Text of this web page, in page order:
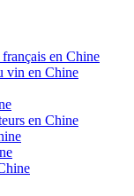
en Chine
vin en Chine
en Chine